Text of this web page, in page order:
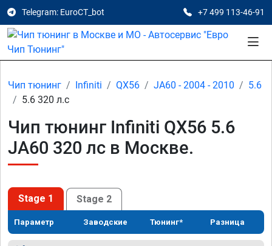
Telegram: EuroCT_bot +7 499 113-46-91
Чип тюнинг Infiniti QX56 JA60 - 2004 - 2010
5.6
5.6 320 л.с
Чип тюнинг Infiniti QX56 5.6
JA60 320 лс в Москве.
Stage 1 Stage 2
Параметр Заводские Тюнинг* Разница